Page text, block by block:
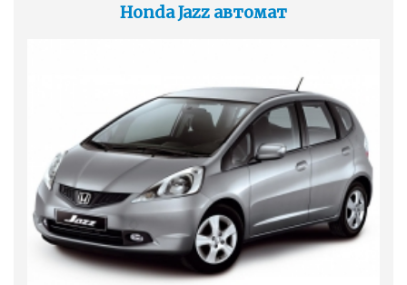
Honda Jazz автомат